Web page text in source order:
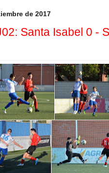
de 2017
Santa Isabel 0 -